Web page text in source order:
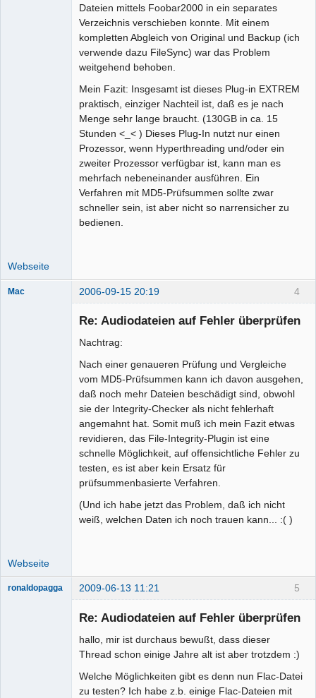
Dateien mittels Foobar2000 in ein separates
Verzeichnis verschieben konnte. Mit einem
kompletten Abgleich von Original und Backup (ich
verwende dazu FileSync) war das Problem
weitgehend behoben.
Mein Fazit: Insgesamt ist dieses Plug-in EXTREM
praktisch, einziger Nachteil ist, daß es je nach
Menge sehr lange braucht. (130GB in ca. 15
Stunden <_< ) Dieses Plug-In nutzt nur einen
Prozessor, wenn Hyperthreading und/oder ein
zweiter Prozessor verfügbar ist, kann man es
mehrfach nebeneinander ausführen. Ein
Verfahren mit MD5-Prüfsummen sollte zwar
schneller sein, ist aber nicht so narrensicher zu
bedienen.
Webseite
4
Mac 2006-09-15 20:19
Re: Audiodateien auf Fehler überprüfen
Nachtrag:
Nach einer genaueren Prüfung und Vergleiche
vom MD5-Prüfsummen kann ich davon ausgehen,
daß noch mehr Dateien beschädigt sind, obwohl
sie der Integrity-Checker als nicht fehlerhaft
angemahnt hat. Somit muß ich mein Fazit etwas
revidieren, das File-Integrity-Plugin ist eine
schnelle Möglichkeit, auf offensichtliche Fehler zu
testen, es ist aber kein Ersatz für
prüfsummenbasierte Verfahren.
(Und ich habe jetzt das Problem, daß ich nicht
weiß, welchen Daten ich noch trauen kann... :( )
Webseite
5
ronaldopagga 2009-06-13 11:21
Re: Audiodateien auf Fehler überprüfen
hallo, mir ist durchaus bewußt, dass dieser
Thread schon einige Jahre alt ist aber trotzdem :)
Welche Möglichkeiten gibt es denn nun Flac-Datei
zu testen? Ich habe z.b. einige Flac-Dateien mit